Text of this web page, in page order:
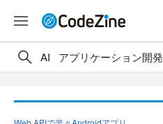
AI アプリケーション開発